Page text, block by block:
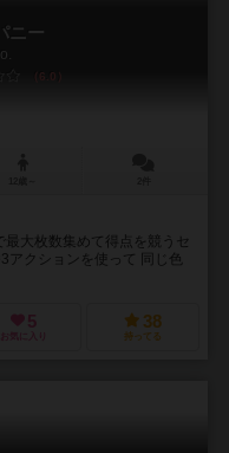
ニー
6.0
大枚数集めて得点を競うセ
アクションを使って 同じ色
5
お気に入り
38
持ってる